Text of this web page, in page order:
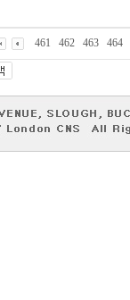
461 462 463 464